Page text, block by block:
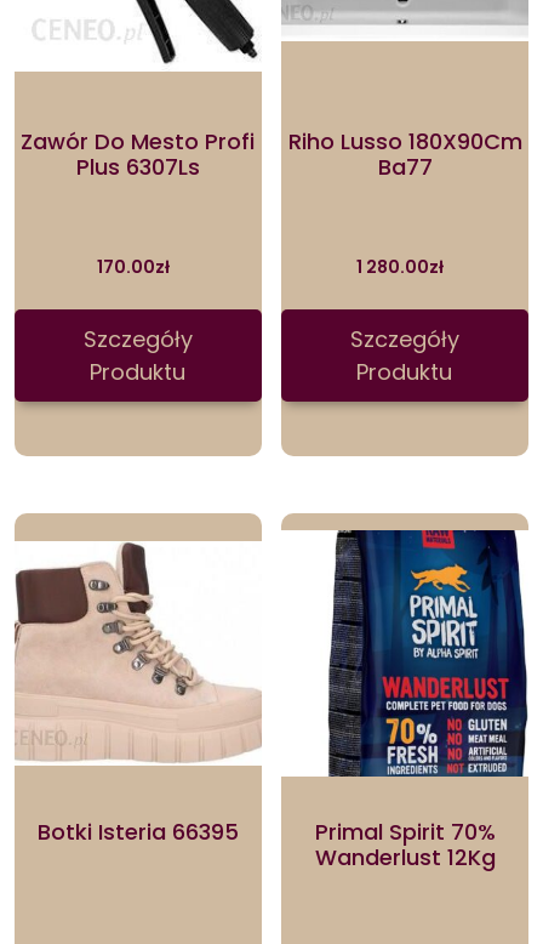
Zawór Do Mesto Profi
Plus 6307Ls
170.00zł
Szczegóły
Produktu
Riho Lusso 180X90Cm
Ba77
1 280.00zł
Szczegóły
Produktu
Botki Isteria 66395
Primal Spirit 70%
Wanderlust 12Kg